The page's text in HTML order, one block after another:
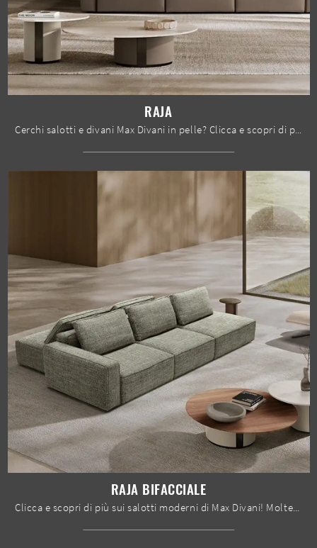
RAJA
Cerchi salotti e divani Max Divani in pelle? Clicca e scopri di più sul modello Raja per spazi moderni.
RAJA BIFACCIALE
Clicca e scopri di più sui salotti moderni di Max Divani! Molteplici modelli di divani, come Raja Bifacciale, ti attendono.